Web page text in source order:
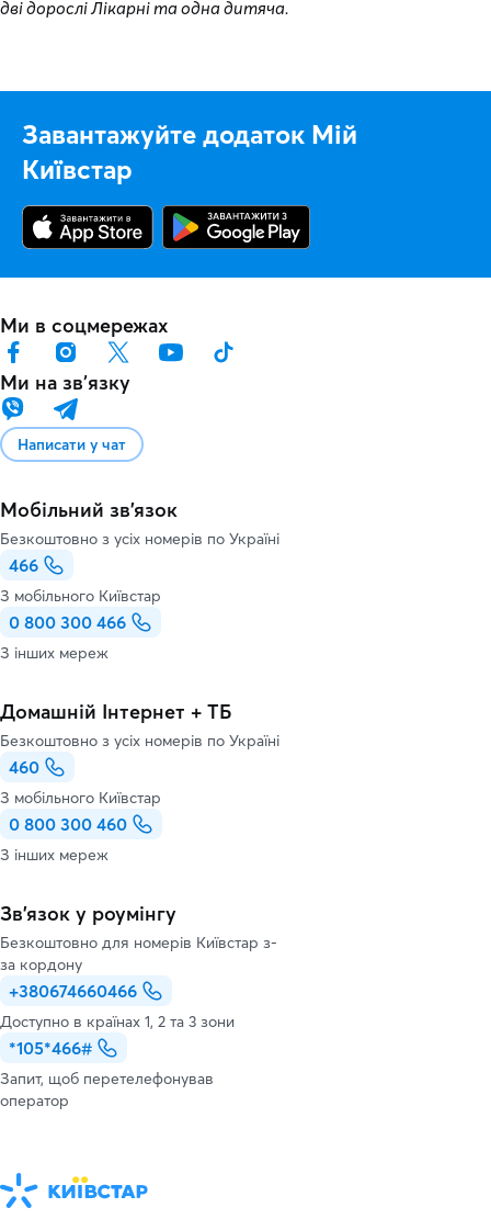
дві дорослі Лікарні та одна дитяча.
Завантажуйте додаток Мій
Київстар
Ми в соцмережах
Ми на звʼязку
Написати у чат
Мобільний зв'язок
Безкоштовно з усіх номерів по Україні
466
З мобільного Київстар
0 800 300 466
З інших мереж
Домашній Інтернет + ТБ
Безкоштовно з усіх номерів по Україні
460
З мобільного Київстар
0 800 300 460
З інших мереж
Зв’язок у роумінгу
Безкоштовно для номерів Київстар з-
за кордону
+380674660466
Доступно в країнах 1, 2 та 3 зони
*105*466#
Запит, щоб перетелефонував
оператор